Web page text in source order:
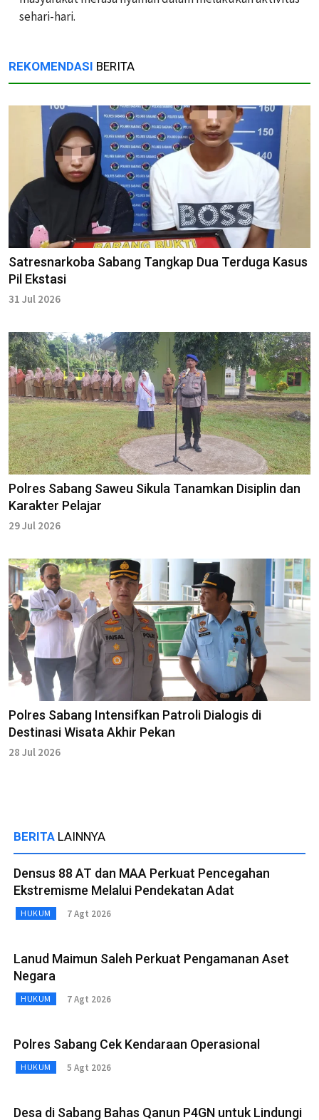
sehari-hari.
REKOMENDASI BERITA
Satresnarkoba Sabang Tangkap Dua Terduga Kasus
Pil Ekstasi
31 Jul 2026
Polres Sabang Saweu Sikula Tanamkan Disiplin dan
Karakter Pelajar
29 Jul 2026
Polres Sabang Intensifkan Patroli Dialogis di
Destinasi Wisata Akhir Pekan
28 Jul 2026
BERITA LAINNYA
Densus 88 AT dan MAA Perkuat Pencegahan
Ekstremisme Melalui Pendekatan Adat
HUKUM 7 Agt 2026
Lanud Maimun Saleh Perkuat Pengamanan Aset
Negara
HUKUM 7 Agt 2026
Polres Sabang Cek Kendaraan Operasional
HUKUM 5 Agt 2026
Desa di Sabang Bahas Qanun P4GN untuk Lindungi